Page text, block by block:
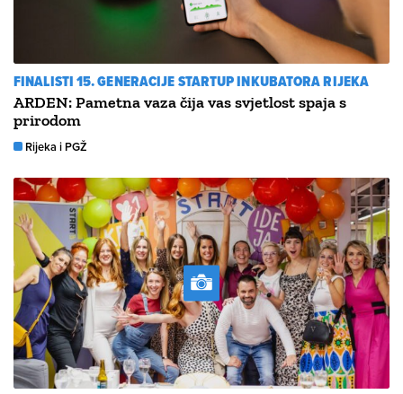
FINALISTI 15. GENERACIJE STARTUP INKUBATORA RIJEKA
ARDEN: Pametna vaza čija vas svjetlost spaja s
prirodom
Rijeka i PGŽ